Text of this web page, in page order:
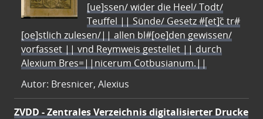
[ue]ssen/ wider die Heel/ Todt/
Teuffel || Sünde/ Gesetz #[et]c̃ tr#
[oe]stlich zulesen/|| allen bl#[oe]den gewissen/
vorfasset || vnd Reymweis gestellet || durch
Alexium Bres=||nicerum Cotbusianum.||
Autor: Bresnicer, Alexius
ZVDD - Zentrales Verzeichnis digitalisierter Drucke